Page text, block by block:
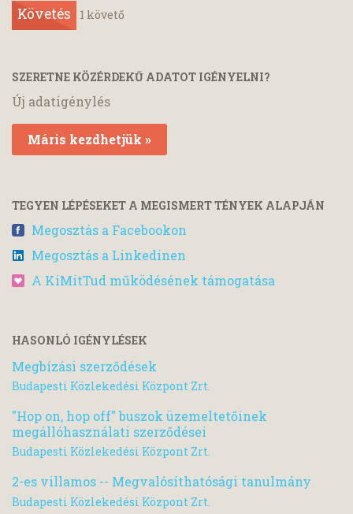
Követés 1 követő
SZERETNE KÖZÉRDEKŰ ADATOT IGÉNYELNI?
Új adatigénylés
Máris kezdhetjük »
TEGYEN LÉPÉSEKET A MEGISMERT TÉNYEK ALAPJÁN
Megosztás a Facebookon
Megosztás a Linkedinen
A KiMitTud működésének támogatása
HASONLÓ IGÉNYLÉSEK
Megbízási szerződések
Budapesti Közlekedési Központ Zrt.
"Hop on, hop off" buszok üzemeltetőinek
megállóhasználati szerződései
Budapesti Közlekedési Központ Zrt.
2-es villamos -- Megvalósíthatósági tanulmány
Budapesti Közlekedési Központ Zrt.